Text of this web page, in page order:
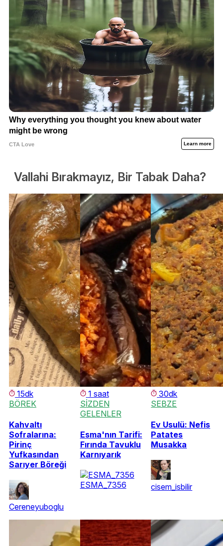
Vallahi Bırakmayız, Bir Tabak Daha?
15dk
BÖREK
Kahvaltı
Sofralarına:
Pirinç
Yufkasından
Sarıyer Böreği
Cereneyuboglu
1 saat
SİZDEN
GELENLER
Esma'nın Tarifi:
Fırında Tavuklu
Karnıyarık
ESMA_7356
30dk
SEBZE
Ev Usulü: Nefis
Patates
Musakka
cisem_isbilir